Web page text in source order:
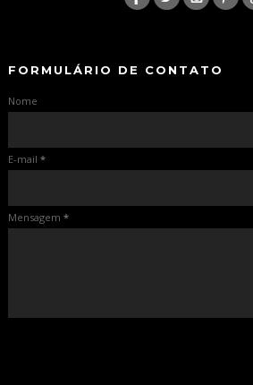
FORMULÁRIO DE CONTATO
Nome
E-mail *
Mensagem *